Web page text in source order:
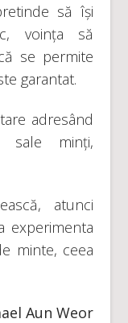
să își
voința să
se permite
garantat.
adresând
sale minți,
atunci
experimenta
minte, ceea
Aun Weor